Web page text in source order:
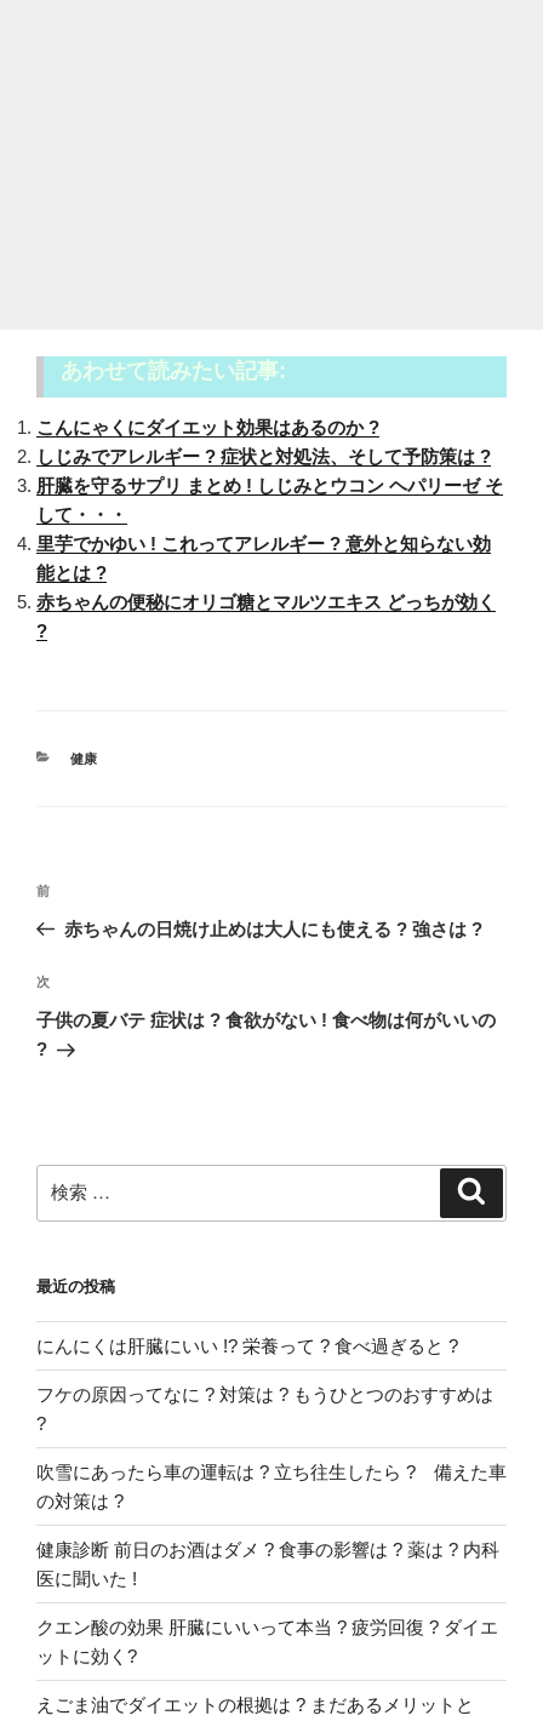
あわせて読みたい記事:
こんにゃくにダイエット効果はあるのか ?
しじみでアレルギー ? 症状と対処法、そして予防策は ?
肝臓を守るサプリ まとめ ! しじみとウコン ヘパリーゼ そ
して・・・
里芋でかゆい ! これってアレルギー ? 意外と知らない効
能とは ?
赤ちゃんの便秘にオリゴ糖とマルツエキス どっちが効く
?
カ
健康
投
ビ
ゲ
ー
過
去
投
稿
前
赤ちゃんの日焼け止めは大人にも使える ? 強さは ?
次
の
投
次
子供の夏バテ 症状は ? 食欲がない ! 食べ物は何がいいの
?
検
索:
最近の投稿
にんにくは肝臓にいい !? 栄養って ? 食べ過ぎると ?
フケの原因ってなに ? 対策は ? もうひとつのおすすめは
?
吹雪にあったら車の運転は ? 立ち往生したら ? 備えた車
の対策は ?
健康診断 前日のお酒はダメ ? 食事の影響は ? 薬は ? 内科
医に聞いた !
クエン酸の効果 肝臓にいいって本当 ? 疲労回復 ? ダイエ
ットに効く?
えごま油でダイエットの根拠は ? まだあるメリットと